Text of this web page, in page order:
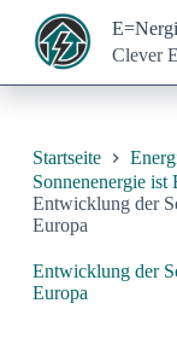
I
n
Clever
Startseite
Sonnenenergie ist
Entwicklung der
Europa
Entwicklung der
Europa